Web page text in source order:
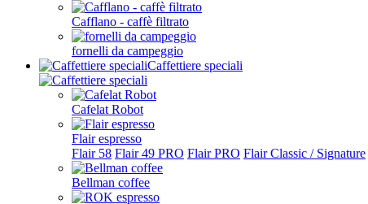
Cafflano - caffè filtrato
fornelli da campeggio
Caffettiere speciali
Cafelat Robot
Flair espresso
Flair 58 Flair 49 PRO Flair PRO Flair Classic / Signature
Bellman coffee